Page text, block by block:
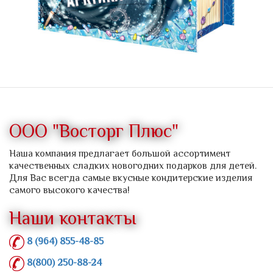
ООО "Восторг Плюс"
Наша компания предлагает большой ассортимент
качественных сладких новогодних подарков для детей.
Для Вас всегда самые вкусные кондитерские изделия
самого высокого качества!
Наши контакты
8 (964) 855-48-85
8(800) 250-88-24